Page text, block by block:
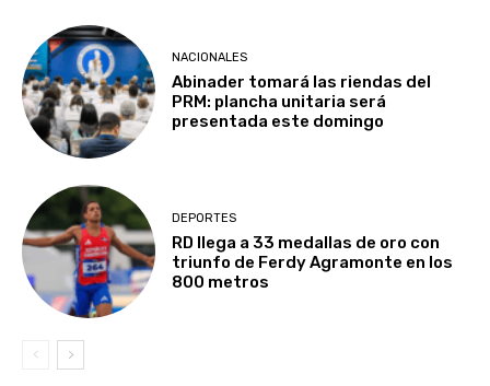
NACIONALES
Abinader tomará las riendas del
PRM: plancha unitaria será
presentada este domingo
DEPORTES
RD llega a 33 medallas de oro con
triunfo de Ferdy Agramonte en los
800 metros